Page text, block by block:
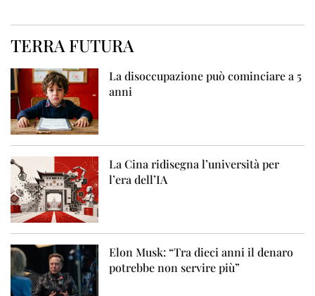
TERRA FUTURA
La disoccupazione può cominciare a 5
anni
La Cina ridisegna l’università per
l’era dell’IA
Elon Musk: “Tra dieci anni il denaro
potrebbe non servire più”